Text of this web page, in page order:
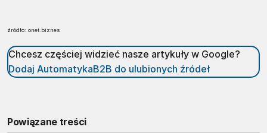
źródło: onet.biznes
Chcesz częściej widzieć nasze artykuły w Google?
Dodaj AutomatykaB2B do ulubionych źródeł
Powiązane treści